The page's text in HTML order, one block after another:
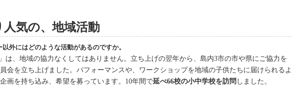
気の、地域活動
外にはどのような活動があるのですか。
」は、地域の協力なくしてはありません。立ち上げの翌年から、島内3市の市や県にご協力を
会を立ち上げました。パフォーマンスや、ワークショップを地域の子供たちに届けられるよ
画を持ち込み、希望を募っています。10年間で延べ66校の小中学校を訪問 しました。